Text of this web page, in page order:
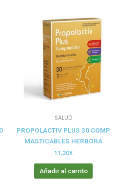
SALUD
PROPOLACTIV PLUS 30 COMP
MASTICABLES HERBORA
11,20€
Añadir al carrito